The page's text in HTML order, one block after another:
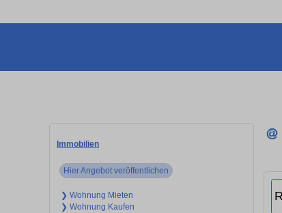
Immobilien
Hier Angebot veröffentlichen
❯ Wohnung Mieten
❯ Wohnung Kaufen